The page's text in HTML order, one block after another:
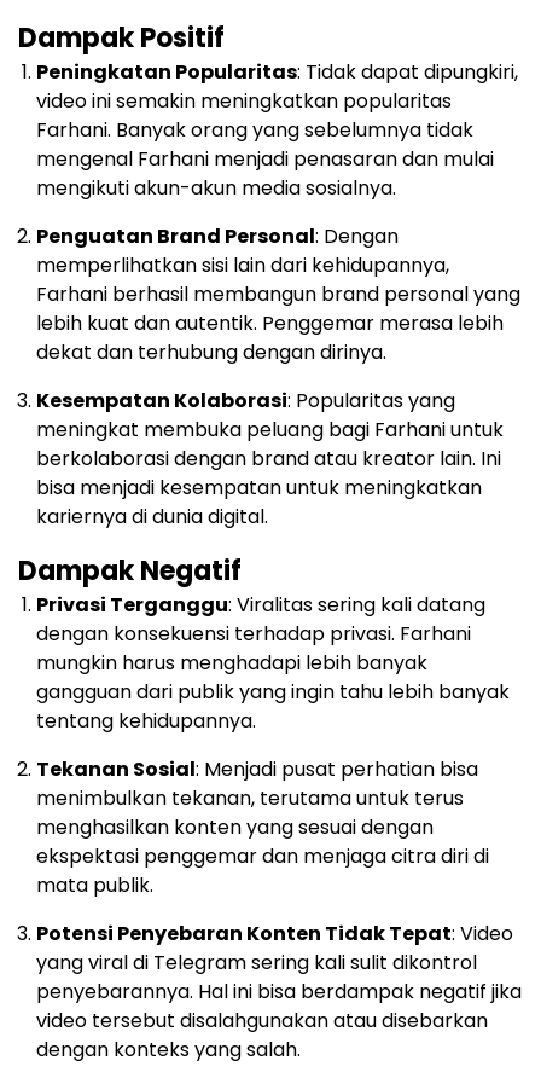
Dampak Positif
Peningkatan Popularitas: Tidak dapat dipungkiri,
video ini semakin meningkatkan popularitas
Farhani. Banyak orang yang sebelumnya tidak
mengenal Farhani menjadi penasaran dan mulai
mengikuti akun-akun media sosialnya.
Penguatan Brand Personal: Dengan
memperlihatkan sisi lain dari kehidupannya,
Farhani berhasil membangun brand personal yang
lebih kuat dan autentik. Penggemar merasa lebih
dekat dan terhubung dengan dirinya.
Kesempatan Kolaborasi: Popularitas yang
meningkat membuka peluang bagi Farhani untuk
berkolaborasi dengan brand atau kreator lain. Ini
bisa menjadi kesempatan untuk meningkatkan
kariernya di dunia digital.
Dampak Negatif
Privasi Terganggu: Viralitas sering kali datang
dengan konsekuensi terhadap privasi. Farhani
mungkin harus menghadapi lebih banyak
gangguan dari publik yang ingin tahu lebih banyak
tentang kehidupannya.
Tekanan Sosial: Menjadi pusat perhatian bisa
menimbulkan tekanan, terutama untuk terus
menghasilkan konten yang sesuai dengan
ekspektasi penggemar dan menjaga citra diri di
mata publik.
Potensi Penyebaran Konten Tidak Tepat: Video
yang viral di Telegram sering kali sulit dikontrol
penyebarannya. Hal ini bisa berdampak negatif jika
video tersebut disalahgunakan atau disebarkan
dengan konteks yang salah.